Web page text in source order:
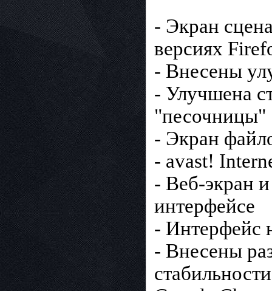
- Экран
версиях
- Внесены
- Улучшена
"песочницы"
- Экран
- avast!
- Веб-экран
интерфейсе
- Интерфейс
- Внесены